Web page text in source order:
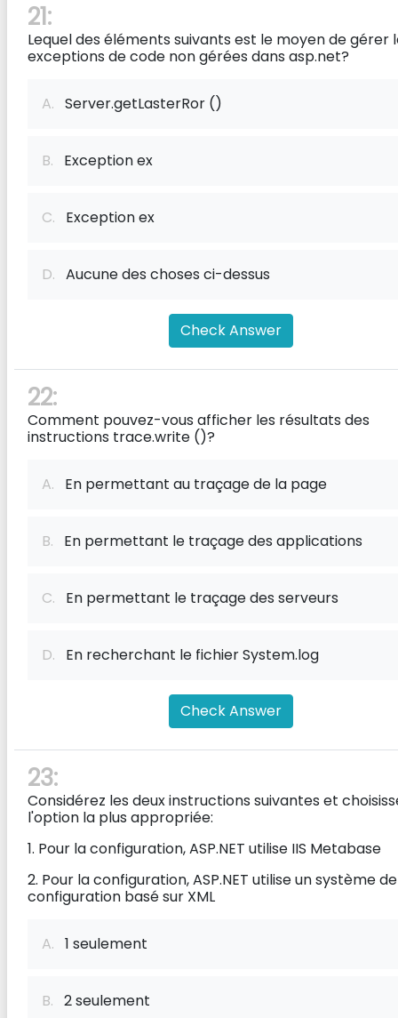
21:
Lequel des éléments suivants est le moyen de gérer
exceptions de code non gérées dans asp.net?
A. Server.getLasterRor ()
B. Exception ex
C. Exception ex
D. Aucune des choses ci-dessus
Check Answer
22:
Comment pouvez-vous afficher les résultats des
instructions trace.write ()?
A. En permettant au traçage de la page
B. En permettant le traçage des applications
C. En permettant le traçage des serveurs
D. En recherchant le fichier System.log
Check Answer
23:
Considérez les deux instructions suivantes et
l'option la plus appropriée:
1. Pour la configuration, ASP.NET utilise IIS Metabase
2. Pour la configuration, ASP.NET utilise un système de
configuration basé sur XML
A. 1 seulement
B. 2 seulement